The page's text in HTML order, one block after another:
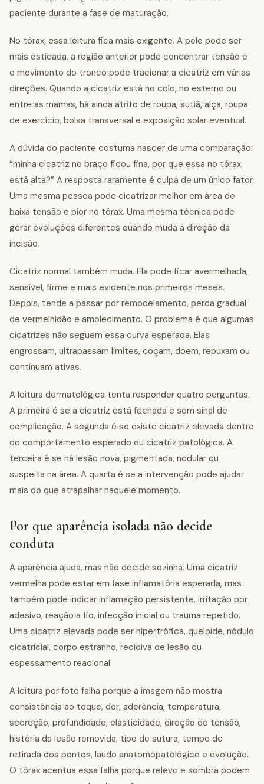
paciente durante a fase de maturação.
No tórax, essa leitura fica mais exigente. A pele pode ser
mais esticada, a região anterior pode concentrar tensão e
o movimento do tronco pode tracionar a cicatriz em várias
direções. Quando a cicatriz está no colo, no esterno ou
entre as mamas, há ainda atrito de roupa, sutiã, alça, roupa
de exercício, bolsa transversal e exposição solar eventual.
A dúvida do paciente costuma nascer de uma comparação:
“minha cicatriz no braço ficou fina, por que essa no tórax
está alta?” A resposta raramente é culpa de um único fator.
Uma mesma pessoa pode cicatrizar melhor em área de
baixa tensão e pior no tórax. Uma mesma técnica pode
gerar evoluções diferentes quando muda a direção da
incisão.
Cicatriz normal também muda. Ela pode ficar avermelhada,
sensível, firme e mais evidente nos primeiros meses.
Depois, tende a passar por remodelamento, perda gradual
de vermelhidão e amolecimento. O problema é que algumas
cicatrizes não seguem essa curva esperada. Elas
engrossam, ultrapassam limites, coçam, doem, repuxam ou
continuam ativas.
A leitura dermatológica tenta responder quatro perguntas.
A primeira é se a cicatriz está fechada e sem sinal de
complicação. A segunda é se existe cicatriz elevada dentro
do comportamento esperado ou cicatriz patológica. A
terceira é se há lesão nova, pigmentada, nodular ou
suspeita na área. A quarta é se a intervenção pode ajudar
mais do que atrapalhar naquele momento.
Por que aparência isolada não decide
conduta
A aparência ajuda, mas não decide sozinha. Uma cicatriz
vermelha pode estar em fase inflamatória esperada, mas
também pode indicar inflamação persistente, irritação por
adesivo, reação a fio, infecção inicial ou trauma repetido.
Uma cicatriz elevada pode ser hipertrófica, queloide, nódulo
cicatricial, corpo estranho, recidiva de lesão ou
espessamento reacional.
A leitura por foto falha porque a imagem não mostra
consistência ao toque, dor, aderência, temperatura,
secreção, profundidade, elasticidade, direção de tensão,
história da lesão removida, tipo de sutura, tempo de
retirada dos pontos, laudo anatomopatológico e evolução.
O tórax acentua essa falha porque relevo e sombra podem